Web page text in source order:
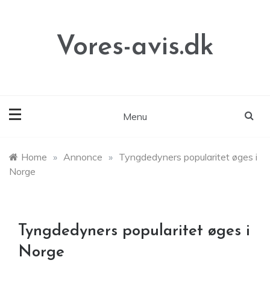
Vores-avis.dk
Menu
Home » Annonce » Tyngdedyners popularitet øges i
Norge
Tyngdedyners popularitet øges i
Norge